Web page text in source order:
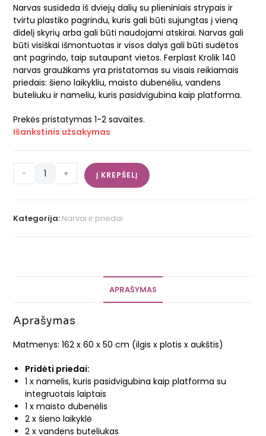
Narvas susideda iš dviejų dalių su plieniniais strypais ir
tvirtu plastiko pagrindu, kuris gali būti sujungtas į vieną
didelį skyrių arba gali būti naudojami atskirai. Narvas gali
būti visiškai išmontuotas ir visos dalys gali būti sudėtos
ant pagrindo, taip sutaupant vietos. Ferplast Krolik 140
narvas graužikams yra pristatomas su visais reikiamais
priedais: šieno laikykliu, maisto dubenėliu, vandens
buteliuku ir nameliu, kuris pasidvigubina kaip platforma.
Prekės pristatymas 1-2 savaites.
Išankstinis užsakymas
- + Į KREPŠELĮ
Kategorija: Narvai ir priedai
APRAŠYMAS
Aprašymas
Matmenys: 162 x 60 x 50 cm (ilgis x plotis x aukštis)
Pridėti priedai:
1 x namelis, kuris pasidvigubina kaip platforma su
integruotais laiptais
1 x maisto dubenėlis
2 x šieno laikyklė
2 x vandens buteliukas